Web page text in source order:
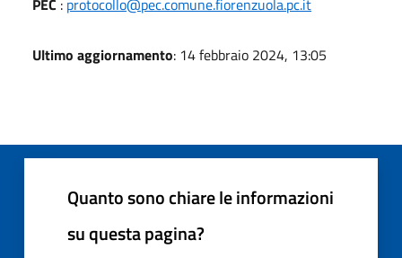
Ultimo aggiornamento: 14 febbraio 2024, 13:05
Quanto sono chiare le informazioni
su questa pagina?